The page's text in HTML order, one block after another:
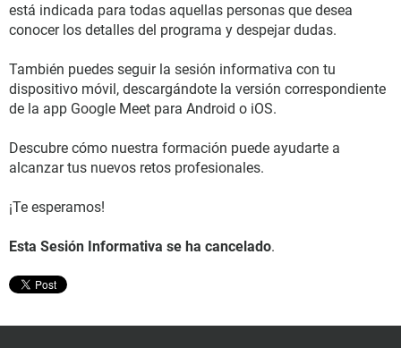
está indicada para todas aquellas personas que desea
conocer los detalles del programa y despejar dudas.
También puedes seguir la sesión informativa con tu
dispositivo móvil, descargándote la versión correspondiente
de la app Google Meet para Android o iOS.
Descubre cómo nuestra formación puede ayudarte a
alcanzar tus nuevos retos profesionales.
¡Te esperamos!
Esta Sesión Informativa se ha cancelado.